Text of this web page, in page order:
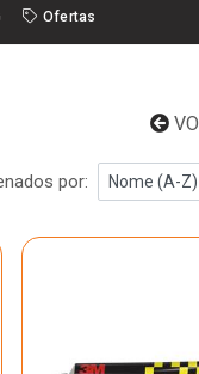
Ofertas
por: